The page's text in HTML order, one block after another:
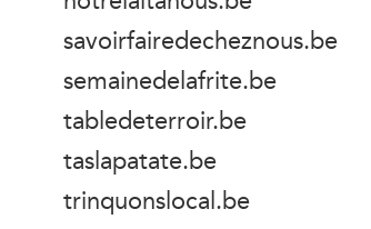
savoirfairedecheznous.be
semainedelafrite.be
tabledeterroir.be
taslapatate.be
trinquonslocal.be